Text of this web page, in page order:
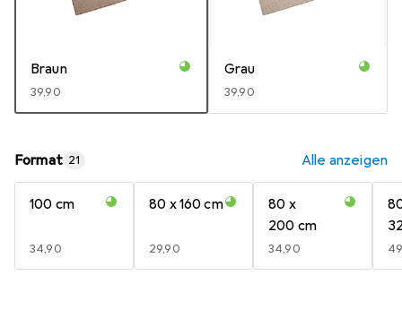
Braun
EUR
39,90
Grau
EUR
39,90
Format 21 Alle anzeigen
100 cm
EUR
34,90
80 x 160 cm
EUR
29,90
80 x
200 cm
EUR
34,90